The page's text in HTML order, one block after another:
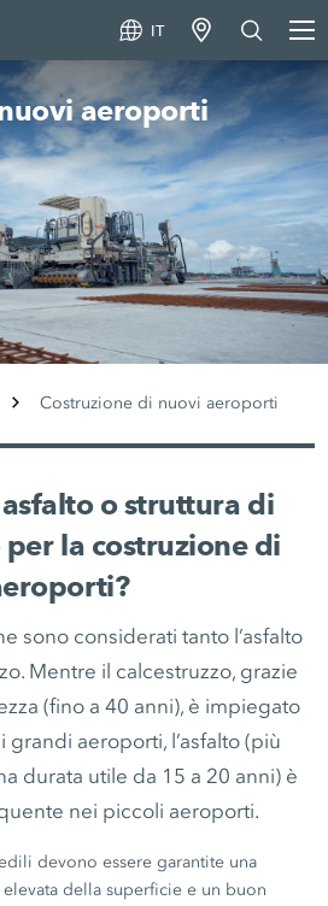
IT
aeroporti
Costruzione di nuovi aeroporti
o struttura di
per la costruzione di
sono considerati tanto l’asfalto
Mentre il calcestruzzo, grazie
(fino a 40 anni), è impiegato
aeroporti, l’asfalto (più
durata utile da 15 a 20 anni) è
nei piccoli aeroporti.
devono essere garantite una
della superficie e un buon